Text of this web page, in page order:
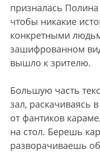
призналась
чтобы никакие
конкретными
зашифрованном
вышло к зрителю.
Большую часть
зал, раскачиваясь
от фантиков
на стол. Берешь
разворачиваешь